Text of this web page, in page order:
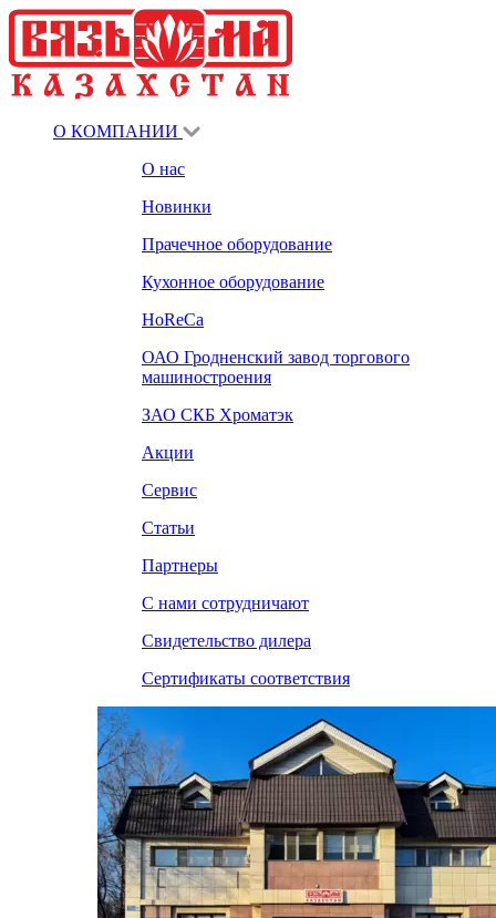
О КОМПАНИИ
О нас
Новинки
Прачечное оборудование
Кухонное оборудование
HoReCa
ОАО Гродненский завод торгового
машиностроения
ЗАО СКБ Хроматэк
Акции
Сервис
Статьи
Партнеры
С нами сотрудничают
Свидетельство дилера
Сертификаты соответствия